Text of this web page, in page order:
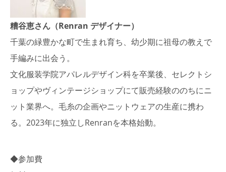
糟谷恵さん（Renran デザイナー）
千葉の緑豊かな町で生まれ育ち、幼少期に祖母の教えで
手編みに出会う。
文化服装学院アパレルデザイン科を卒業後、セレクトシ
ョップやヴィンテージショップにて販売経験ののちにニ
ット業界へ。毛糸の企画やニットウェアの生産に携わ
る。2023年に独立しRenranを本格始動。
◆参加費